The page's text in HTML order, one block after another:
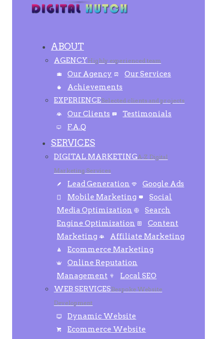
ABOUT
AGENCYHighly experienced team
Our Agency
Our Services
Achievements
EXPERIENCESelected clients and projects
Our Clients
Testimonials
F.A.Q
SERVICES
DIGITAL MARKETINGA-Z Digital
Marketing Services
Lead Generation
Google Ads
Mobile Marketing
Social
Media Optimization
Search
Engine Optimization
Content
Marketing
Affiliate Marketing
Ecommerce Marketing
Online Reputation
Management
Local SEO
WEB SERVICESBespoke Website
Development
Dynamic Website
Ecommerce Website